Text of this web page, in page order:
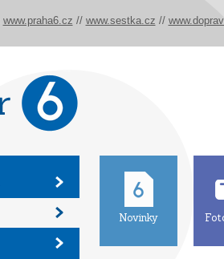
Novinky
www.praha6.cz // www.sestka.cz //